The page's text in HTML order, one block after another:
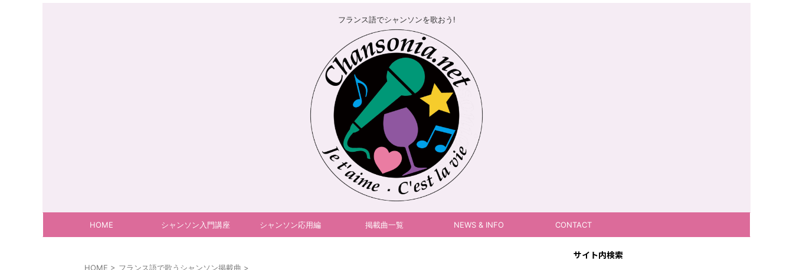
フランス語でシャンソンを歌おう!
HOME シャンソン入門講座 シャンソン応用編 掲載曲一覧 NEWS & INFO CONTACT
HOME > フランス語で歌うシャンソン掲載曲 >
サイト内検索